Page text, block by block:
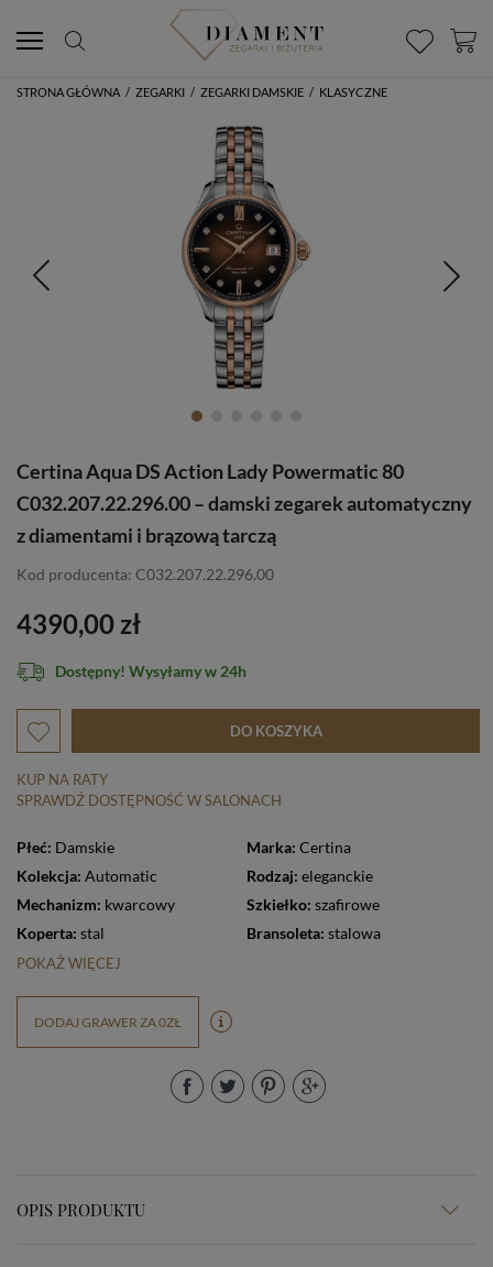
STRONA GŁÓWNA / ZEGARKI / ZEGARKI DAMSKIE / KLASYCZNE
Certina Aqua DS Action Lady Powermatic 80
C032.207.22.296.00 – damski zegarek automatyczny
z diamentami i brązową tarczą
Kod producenta: C032.207.22.296.00
4390,00 zł
Dostępny! Wysyłamy w 24h
DO KOSZYKA
KUP NA RATY
SPRAWDŹ DOSTĘPNOŚĆ W SALONACH
Płeć: Damskie Marka: Certina
Kolekcja: Automatic Rodzaj: eleganckie
Mechanizm: kwarcowy Szkiełko: szafirowe
Koperta: stal Bransoleta: stalowa
POKAŻ WIĘCEJ
DODAJ GRAWER ZA 0ZŁ
OPIS PRODUKTU